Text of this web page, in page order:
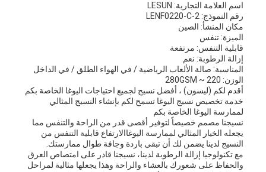
اسم العلامة التجارية: LESUN
رقم النموذج: LENF0220-C-2
مكان المنشأ: الصين
الميزة: تنفس
قابلية التنفس: مرتفعة
إزالة الرطوبة: نعم
المناسبة: صالة الألعاب الرياضية / في الهواء الطلق / في الداخل
الوزن: 220 ~ 280GSM
أقدم لكم (ليسون) ، أفضل نسيج لجميع احتياجات اليوغا الخاصة بكم
خدمة تخصيص نسيج اليوغا تسمح لكم بإنشاء النسيج المثالي
لممارسة اليوغا الخاصة بكم
نسيجنا مصمم خصيصاً لتوفير أقصى قدر من الراحة والتنفس مما
يجعله الخيار المثالي لممارسة اليوغاالارتفاع قابلية التنفس من
النسيج لدينا يضمن لك أن تبقى باردة وجافة طوال ممارستك.
مع تكنولوجيا إزالة الرطوبة لدينا، نسيجنا قادر على امتصاص العرق
والحفاظ على شعورك بالعشاء والراحة وهذا يجعلها مثالية لمراحل